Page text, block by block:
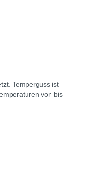
Temperguss ist
von bis